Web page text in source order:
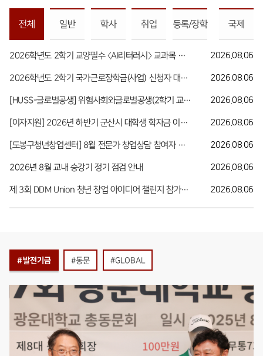
전체
2026학년도 2학기 교양필수 〈AI리터러시〉 교과목 수강 안내 2026.08.06
2026학년도 2학기 국가근로장학금(사업) 신청자 대상 희망근로기관(근로지) 신청 안내 2026.08.06
[HUSS-글로벌공생] 위험사회와글로벌공생(2학기 교과목) 수강 신청 안내(~8월 21일까지) 2026.08.06
[이자지원] 2026년 하반기 군산시 대학생 학자금 이자 지원사업 안내 2026.08.06
[도봉구청년창업센터] 8월 전문가 창업상담 참여자 모집 2026.08.06
2026년 8월 교내 승강기 정기 점검 안내 2026.08.06
제 3회 DDM Union 청년 창업 아이디어 챌린지 참가자 모집 안내 2026.08.06
일반 학사 취업 등록/장학 국제
#발전기금 #동문 #GLOBAL